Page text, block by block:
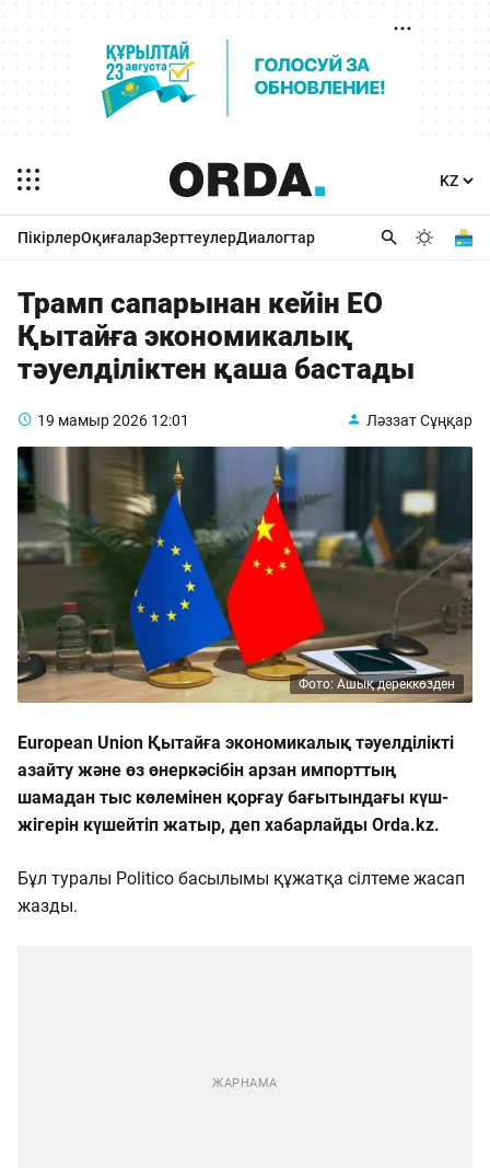
ПікірлерОқиғаларЗерттеулерДиалогтар
Трамп сапарынан кейін ЕО
Қытайға экономикалық
тәуелділіктен қаша бастады
19 мамыр 2026 12:01 Ләззат Сұңқар
Фото: Ашық дереккөзден
European Union Қытайға экономикалық тәуелділікті
азайту және өз өнеркәсібін арзан импорттың
шамадан тыс көлемінен қорғау бағытындағы күш-
жігерін күшейтіп жатыр, деп хабарлайды Orda.kz.
Бұл туралы Politico басылымы құжатқа сілтеме жасап
жазды.